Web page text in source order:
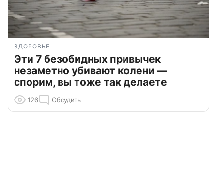
ЗДОРОВЬЕ
Эти 7 безобидных привычек
незаметно убивают колени —
спорим, вы тоже так делаете
126 Обсудить